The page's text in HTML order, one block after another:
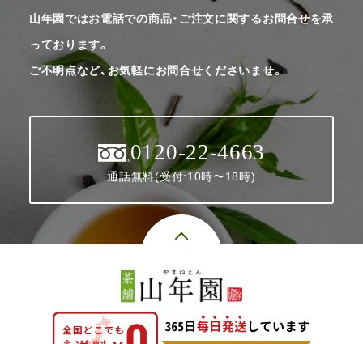
山年園ではお電話での商品・ご注文に関するお問合せを承
っております。
ご不明点など、お気軽にお問合せくださいませ。
0120-22-4663
通話無料(受付:10時〜18時)